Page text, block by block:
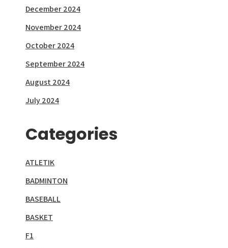
December 2024
November 2024
October 2024
September 2024
August 2024
July 2024
Categories
ATLETIK
BADMINTON
BASEBALL
BASKET
F1